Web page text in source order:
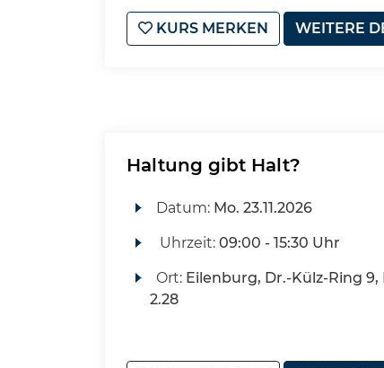
KURS MERKEN WEITERE
Haltung gibt Halt?
Datum: Mo. 23.11.2026
Uhrzeit: 09:00 - 15:30 Uhr
Ort: Eilenburg, Dr.-Külz-Ring 9,
2.28